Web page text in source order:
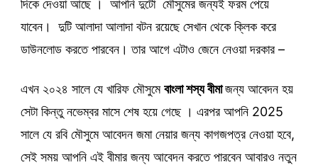
দিকে দেওয়া আছে । আপনি দুটো মৌসুমের জন্যই ফরম পেয়ে
যাবেন। দুটি আলাদা আলাদা বটন রয়েছে সেখান থেকে ক্লিক করে
ডাউনলোড করতে পারবেন। তার আগে এটাও জেনে নেওয়া দরকার –
এখন ২০২৪ সালে যে খারিফ মৌসুমেবাংলা শস্য বীমাজন্য আবেদন হয়
সেটা কিন্তু নভেম্বর মাসে শেষ হয়ে গেছে । এরপর আপনি 2025
সালে যে রবি মৌসুমে আবেদন জমা নেয়ার জন্য কাগজপত্র নেওয়া হবে,
সেই সময় আপনি এই বীমার জন্য আবেদন করতে পারবেন আবারও নতুন